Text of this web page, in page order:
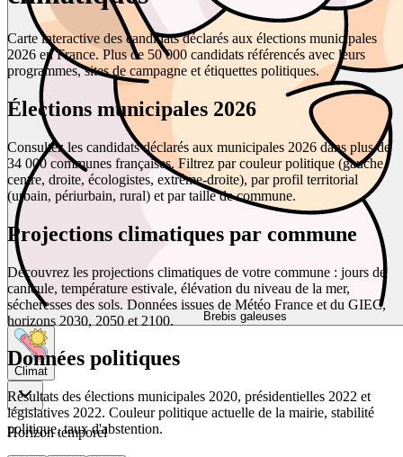
Brebis galeuses
Climat
Horizon temporel
Carte interactive des candidats déclarés aux élections municipales
2026 en France. Plus de 50 000 candidats référencés avec leurs
programmes, sites de campagne et étiquettes politiques.
Élections municipales 2026
Consultez les candidats déclarés aux municipales 2026 dans plus de
34 000 communes françaises. Filtrez par couleur politique (gauche,
centre, droite, écologistes, extrême-droite), par profil territorial
(urbain, périurbain, rural) et par taille de commune.
Projections climatiques par commune
Découvrez les projections climatiques de votre commune : jours de
canicule, température estivale, élévation du niveau de la mer,
sécheresses des sols. Données issues de Météo France et du GIEC,
horizons 2030, 2050 et 2100.
Données politiques
Résultats des élections municipales 2020, présidentielles 2022 et
législatives 2022. Couleur politique actuelle de la mairie, stabilité
politique, taux d'abstention.